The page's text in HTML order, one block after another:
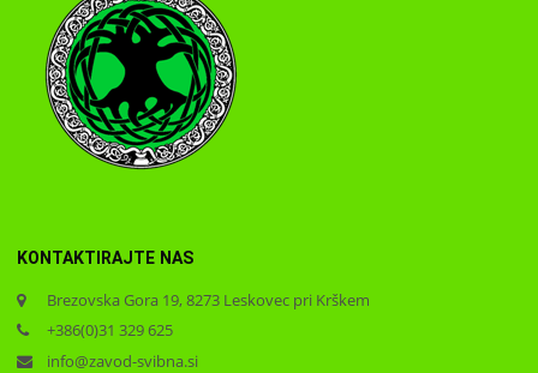
KONTAKTIRAJTE NAS
Brezovska Gora 19, 8273 Leskovec pri Krškem
+386(0)31 329 625
info@zavod-svibna.si